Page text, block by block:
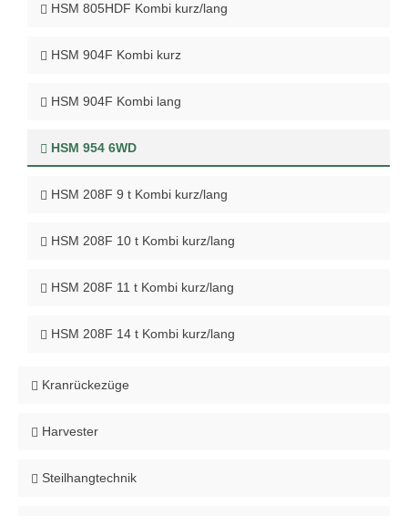
HSM 805HDF Kombi kurz/lang
HSM 904F Kombi kurz
HSM 904F Kombi lang
HSM 954 6WD
HSM 208F 9 t Kombi kurz/lang
HSM 208F 10 t Kombi kurz/lang
HSM 208F 11 t Kombi kurz/lang
HSM 208F 14 t Kombi kurz/lang
Kranrückezüge
Harvester
Steilhangtechnik